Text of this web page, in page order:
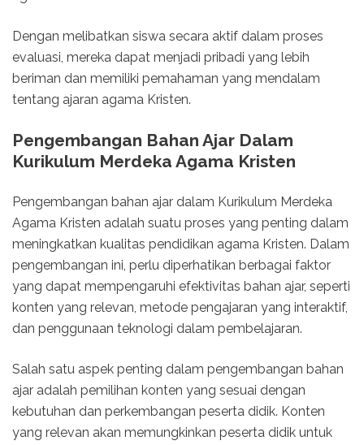
Dengan melibatkan siswa secara aktif dalam proses
evaluasi, mereka dapat menjadi pribadi yang lebih
beriman dan memiliki pemahaman yang mendalam
tentang ajaran agama Kristen.
Pengembangan Bahan Ajar Dalam
Kurikulum Merdeka Agama Kristen
Pengembangan bahan ajar dalam Kurikulum Merdeka
Agama Kristen adalah suatu proses yang penting dalam
meningkatkan kualitas pendidikan agama Kristen. Dalam
pengembangan ini, perlu diperhatikan berbagai faktor
yang dapat mempengaruhi efektivitas bahan ajar, seperti
konten yang relevan, metode pengajaran yang interaktif,
dan penggunaan teknologi dalam pembelajaran.
Salah satu aspek penting dalam pengembangan bahan
ajar adalah pemilihan konten yang sesuai dengan
kebutuhan dan perkembangan peserta didik. Konten
yang relevan akan memungkinkan peserta didik untuk